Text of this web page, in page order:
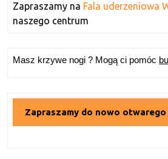
Zapraszamy na Fala uderzeniowa
naszego centrum
Masz krzywe nogi ? Mogą ci pomóc
Zapraszamy do nowo